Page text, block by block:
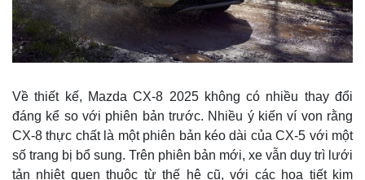
Kinh tế
Bất động sản
Về thiết kế, Mazda CX-8 2025 không có nhiều thay đổi
đáng kể so với phiên bản trước. Nhiều ý kiến ví von rằng
CX-8 thực chất là một phiên bản kéo dài của CX-5 với một
số trang bị bổ sung. Trên phiên bản mới, xe vẫn duy trì lưới
tản nhiệt quen thuộc từ thế hệ cũ, với các họa tiết kim